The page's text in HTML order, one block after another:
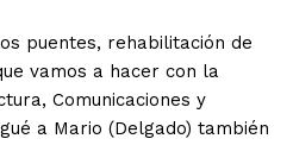
puentes, rehabilitación de
vamos a hacer con la
Comunicaciones y
a Mario (Delgado) también